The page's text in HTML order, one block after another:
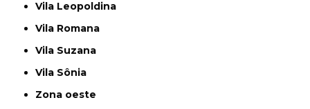
Vila Leopoldina
Vila Romana
Vila Suzana
Vila Sônia
Zona oeste